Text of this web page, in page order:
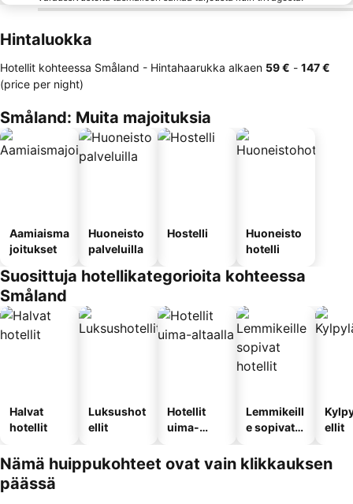
Hintaluokka
Hotellit kohteessa Småland - Hintahaarukka alkaen ‎59 € - ‎147 €
(price per night)
Småland: Muita majoituksia
Aamiaisma
joitukset
Huoneisto
palveluilla
Hostelli
Huoneisto
hotelli
Suosittuja hotellikategorioita kohteessa
Småland
Halvat
hotellit
Luksushot
ellit
Hotellit
uima-
Lemmikeill
e sopivat
ellit
Nämä huippukohteet ovat vain klikkauksen
päässä